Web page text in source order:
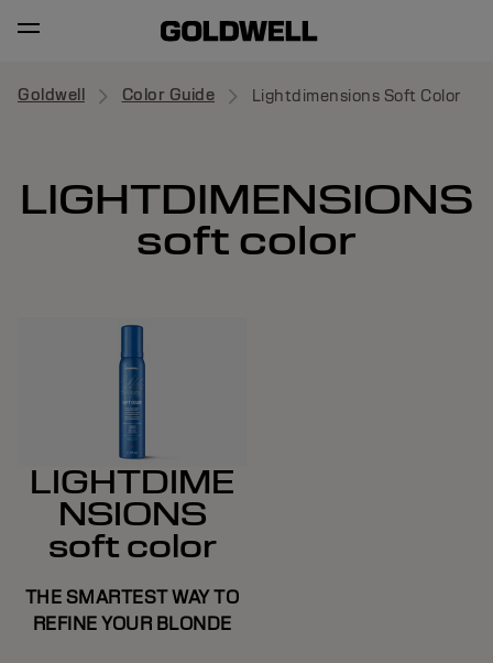
Goldwell Color Guide Lightdimensions Soft Color
LIGHTDIMENSIONS
soft color
LIGHTDIME
NSIONS
soft color
THE SMARTEST WAY TO
REFINE YOUR BLONDE